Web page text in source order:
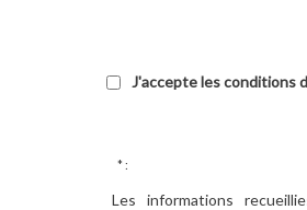
J'accepte les conditions
* :
Les informations